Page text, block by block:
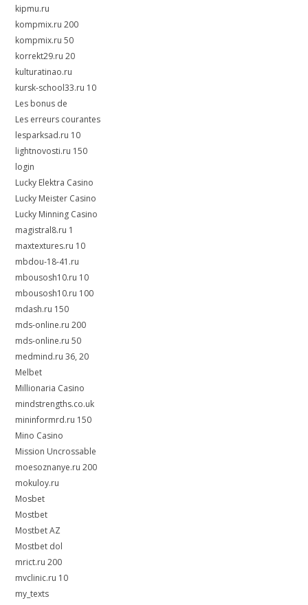
kipmu.ru
kompmix.ru 200
kompmix.ru 50
korrekt29.ru 20
kulturatinao.ru
kursk-school33.ru 10
Les bonus de
Les erreurs courantes
lesparksad.ru 10
lightnovosti.ru 150
login
Lucky Elektra Casino
Lucky Meister Casino
Lucky Minning Casino
magistral8.ru 1
maxtextures.ru 10
mbdou-18-41.ru
mbousosh10.ru 10
mbousosh10.ru 100
mdash.ru 150
mds-online.ru 200
mds-online.ru 50
medmind.ru 36, 20
Melbet
Millionaria Casino
mindstrengths.co.uk
mininformrd.ru 150
Mino Casino
Mission Uncrossable
moesoznanye.ru 200
mokuloy.ru
Mosbet
Mostbet
Mostbet AZ
Mostbet dol
mrict.ru 200
mvclinic.ru 10
my_texts